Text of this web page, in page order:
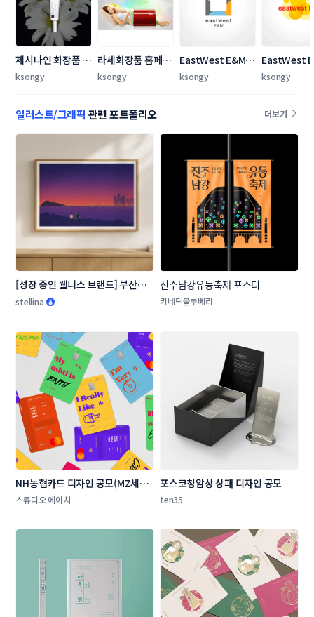
제시나인 화장품 쇼
핑몰 메인 디자인
ksongy
라세화장품 홈페이
지 메인이미지 의뢰
ksongy
EastWest E&M
로고 공모전
ksongy
EastWest
로고 공모전
ksongy
일러스트/그래픽 관련 포트폴리오 더보기
[성장 중인 웰니스 브랜드] 부산의
장소, 순간을 담은 일러스트 3종
stellina
진주남강유등축제 포스터
키네틱블루베리
NH농협카드 디자인 공모(MZ세대
타겟 상품 카드 플레이트 디자인)
스튜디오 에이치 ten35